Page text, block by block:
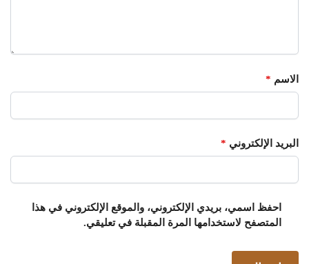
الاسم *
البريد الإلكتروني *
احفظ اسمي، بريدي الإلكتروني، والموقع الإلكتروني في هذا
المتصفح لاستخدامها المرة المقبلة في تعليقي.